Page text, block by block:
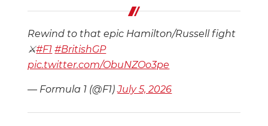
Rewind to that epic Hamilton/Russell fight
⚔️#F1 #BritishGP
pic.twitter.com/ObuNZOo3pe
— Formula 1 (@F1)July 5, 2026